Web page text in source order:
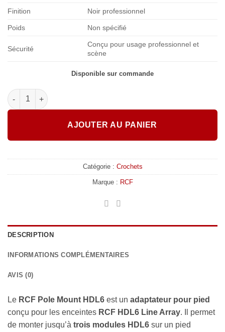
Finition Noir professionnel
Poids Non spécifié
Sécurité
Conçu pour usage professionnel et
scène
Disponible sur commande
quantité de RCF - Pole Mount HDL6 – Adaptateur pour pied
AJOUTER AU PANIER
Catégorie : Crochets
Marque : RCF
DESCRIPTION
INFORMATIONS COMPLÉMENTAIRES
AVIS (0)
Le RCF Pole Mount HDL6 est un adaptateur pour pied
conçu pour les enceintes RCF HDL6 Line Array. Il permet
de monter jusqu’à trois modules HDL6 sur un pied